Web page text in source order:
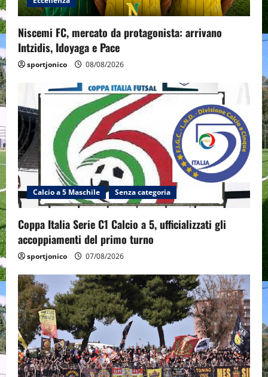
Niscemi FC, mercato da protagonista: arrivano
Intzidis, Idoyaga e Pace
sportjonico 08/08/2026
Calcio a 5 Maschile Senza categoria
Coppa Italia Serie C1 Calcio a 5, ufficializzati gli
accoppiamenti del primo turno
sportjonico 07/08/2026